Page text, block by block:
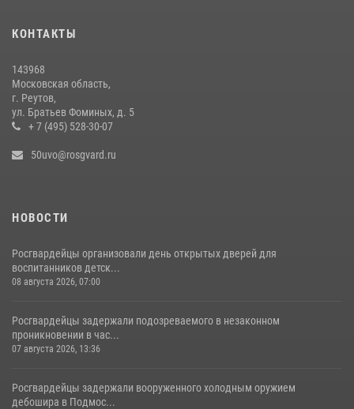
27 июля 2026, 14:12
КОНТАКТЫ
143968
Московская область,
г. Реутов,
ул. Братьев Фоминых, д. 5
+ 7 (495) 528-30-07
50uvo@rosgvard.ru
НОВОСТИ
Росгвардейцы организовали день открытых дверей для
воспитанников детск...
08 августа 2026, 07:00
Росгвардейцы задержали подозреваемого в незаконном
проникновении в час...
07 августа 2026, 13:36
Росгвардейцы задержали вооруженного холодным оружием
дебошира в Подмос...